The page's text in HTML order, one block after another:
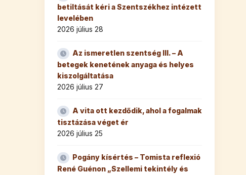
betiltását kéri a Szentszékhez intézett
levelében
2026 július 28
Az ismeretlen szentség III. – A
betegek kenetének anyaga és helyes
kiszolgáltatása
2026 július 27
A vita ott kezdődik, ahol a fogalmak
tisztázása véget ér
2026 július 25
Pogány kísértés – Tomista reflexió
René Guénon „Szellemi tekintély és